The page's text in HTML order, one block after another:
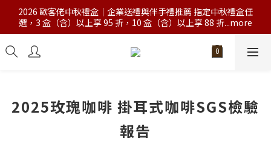
2026 歐客佬中秋禮盒｜企業送禮與伴手禮推薦 指定中秋禮盒任
選，3 盒（含）以上享 95 折，10 盒（含）以上享 88 折...more
2025玫瑰咖啡 掛耳式咖啡SGS檢驗
報告